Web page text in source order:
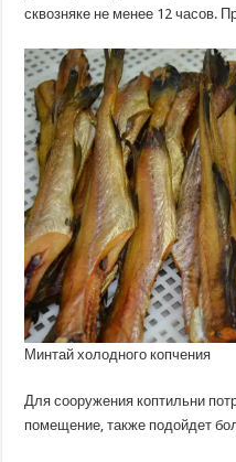
сквозняке не менее 12 часов.
Минтай холодного копчения
Для сооружения коптильни
помещение, также подойдет